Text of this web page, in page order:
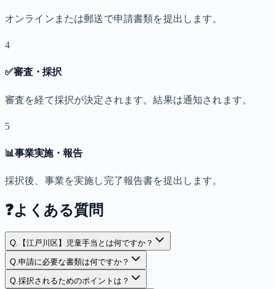
オンラインまたは郵送で申請書類を提出します。
4
✅審査・採択
審査を経て採択が決定されます。結果は通知されます。
5
📊事業実施・報告
採択後、事業を実施し完了報告書を提出します。
❓よくある質問
Q. 【江戸川区】児童手当とは何ですか？
Q.申請に必要な書類は何ですか？
Q.採択されるためのポイントは？